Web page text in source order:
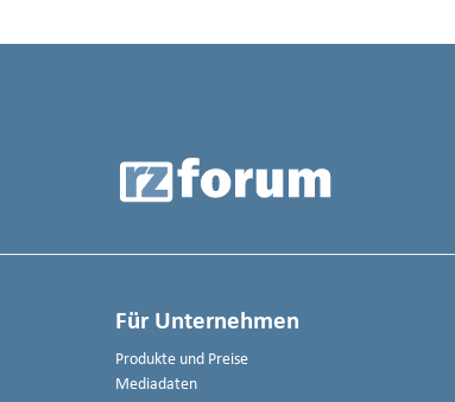
Für Unternehmen
Produkte und Preise
Mediadaten